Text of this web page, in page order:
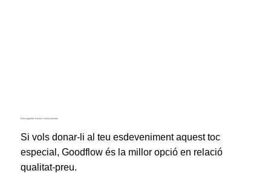
Benvingut/da Sumem clients satisfets.
Si vols donar-li al teu esdeveniment aquest toc
especial, Goodflow és la millor opció en relació
qualitat-preu.